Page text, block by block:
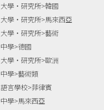
大學‧研究所>韓國
大學‧研究所>馬來西亞
大學‧研究所>藝術
中學>德國
大學‧研究所>歐洲
中學>藝術類
語言學校>菲律賓
中學>馬來西亞